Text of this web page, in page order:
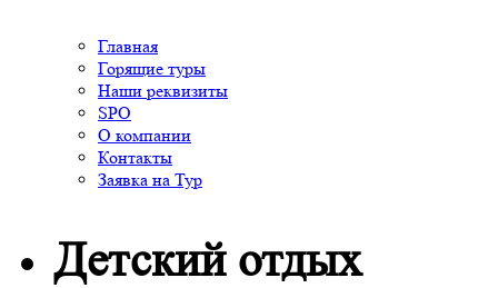
Главная
Горящие туры
Наши реквизиты
SPO
О компании
Контакты
Заявка на Тур
Детский отдых